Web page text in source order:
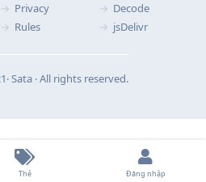
Privacy
Rules
Decode
jsDelivr
Sata ‧ All rights reserved.
Thẻ Đăng nhập